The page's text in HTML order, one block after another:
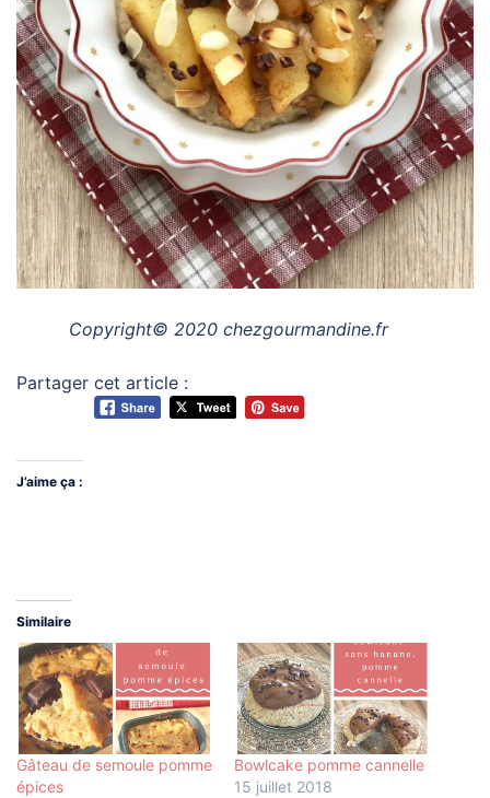
Copyright© 2020 chezgourmandine.fr
Partager cet article :
J’aime ça :
Similaire
Gâteau de semoule pomme
épices
Bowlcake pomme cannelle
15 juillet 2018